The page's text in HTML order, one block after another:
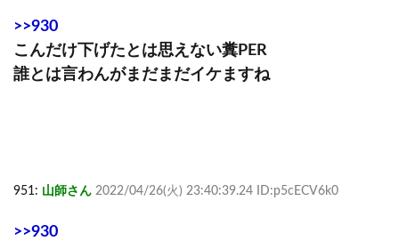
>>930
こんだけ下げたとは思えない糞PER
誰とは言わんがまだまだイケますね
951: 山師さん 2022/04/26(火) 23:40:39.24 ID:p5cECV6k0
>>930